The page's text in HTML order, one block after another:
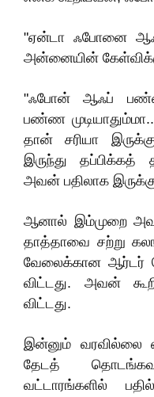
"ஏன்டா ஃபோனை
அன்னையின்
"ஃபோன் ஆஃப்‌
பண்ண
தான் சரியா
இருந்து
அவன் பதிலாக
ஆனால் இம்முறை
தாத்தாவை சற்று
வேலைக்கான ஆர்டர்‌
விட்டது. அவன்
விட்டது.
இன்னும் வரவில்லை
தேடத்
வட்டாரங்களில்